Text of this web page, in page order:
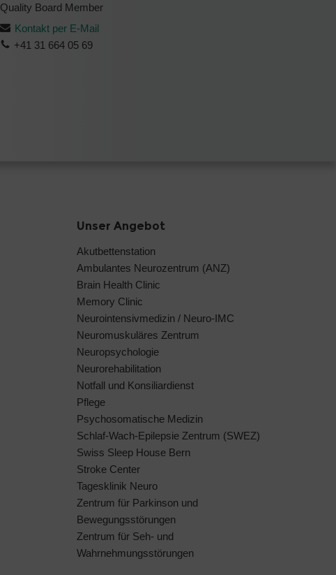
Quality Board Member
Kontakt per E-Mail
+41 31 664 05 69
Unser Angebot
Akutbettenstation
Ambulantes Neurozentrum (ANZ)
Brain Health Clinic
Memory Clinic
Neurointensivmedizin / Neuro-IMC
Neuromuskuläres Zentrum
Neuropsychologie
Neurorehabilitation
Notfall und Konsiliardienst
Pflege
Psychosomatische Medizin
Schlaf-Wach-Epilepsie Zentrum (SWEZ)
Swiss Sleep House Bern
Stroke Center
Tagesklinik Neuro
Zentrum für Parkinson und
Bewegungsstörungen
Zentrum für Seh- und
Wahrnehmungsstörungen